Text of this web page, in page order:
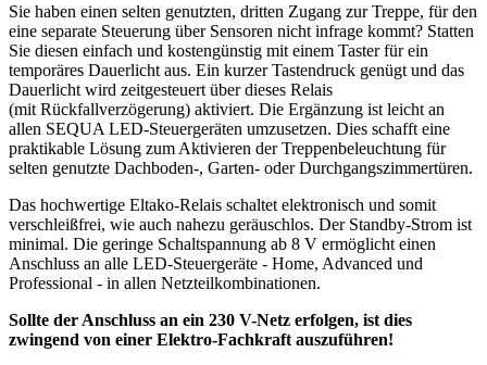
Sie haben einen selten genutzten, dritten Zugang zur Treppe, für den
eine separate Steuerung über Sensoren nicht infrage kommt? Statten
Sie diesen einfach und kostengünstig mit einem Taster für ein
temporäres Dauerlicht aus. Ein kurzer Tastendruck genügt und das
Dauerlicht wird zeitgesteuert über dieses Relais
(mit Rückfallverzögerung) aktiviert. Die Ergänzung ist leicht an
allen SEQUA LED-Steuergeräten umzusetzen. Dies schafft eine
praktikable Lösung zum Aktivieren der Treppenbeleuchtung für
selten genutzte Dachboden-, Garten- oder Durchgangszimmertüren.
Das hochwertige Eltako-Relais schaltet elektronisch und somit
verschleißfrei, wie auch nahezu geräuschlos. Der Standby-Strom ist
minimal. Die geringe Schaltspannung ab 8 V ermöglicht einen
Anschluss an alle LED-Steuergeräte - Home, Advanced und
Professional - in allen Netzteilkombinationen.
Sollte der Anschluss an ein 230 V-Netz erfolgen, ist dies
zwingend von einer Elektro-Fachkraft auszuführen!